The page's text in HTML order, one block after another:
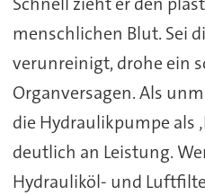
menschlichen Blut. Sei
verunreinigt, drohe ein
Organversagen. Als
die Hydraulikpumpe als
deutlich an Leistung.
Hydrauliköl- und